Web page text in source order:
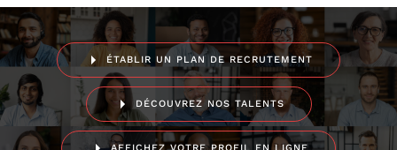
ÉTABLIR UN PLAN DE RECRUTEMENT
DÉCOUVREZ NOS TALENTS